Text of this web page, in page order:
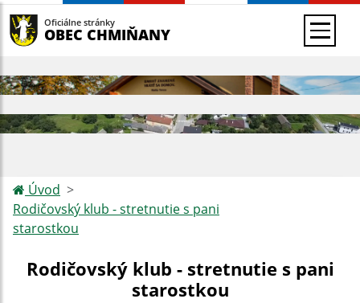
Oficiálne stránky
OBEC CHMIŇANY
Úvod
Rodičovský klub - stretnutie s pani
starostkou
Rodičovský klub - stretnutie s pani
starostkou